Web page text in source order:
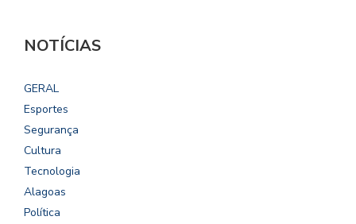
NOTÍCIAS
GERAL
Esportes
Segurança
Cultura
Tecnologia
Alagoas
Política